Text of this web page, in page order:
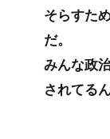
そらすた
だ。
みんな政
されてるん